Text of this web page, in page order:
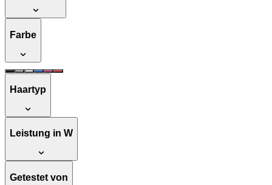
Farbe
Haartyp
Leistung in W
Getestet von